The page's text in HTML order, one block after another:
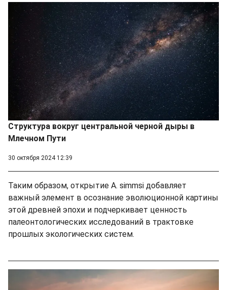
Структура вокруг центральной черной дыры в
Млечном Пути
30 октября 2024 12:39
Таким образом, открытие A. simmsi добавляет
важный элемент в осознание эволюционной картины
этой древней эпохи и подчеркивает ценность
палеонтологических исследований в трактовке
прошлых экологических систем.